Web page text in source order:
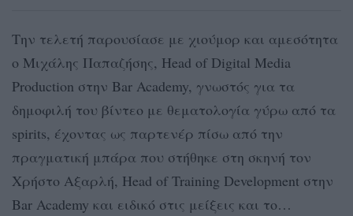
Την τελετή παρουσίασε με χιούμορ και αμεσότητα
ο Μιχάλης Παπαζήσης, Head of Digital Media
Production στην Bar Academy, γνωστός για τα
δημοφιλή του βίντεο με θεματολογία γύρω από τα
spirits, έχοντας ως παρτενέρ πίσω από την
πραγματική μπάρα που στήθηκε στη σκηνή τον
Χρήστο Αξαρλή, Head of Training Development στην
Bar Academy και ειδικό στις μείξεις και το…